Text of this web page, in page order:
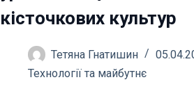
кісточкових культур
Тетяна Гнатишин
Технології та майбутнє